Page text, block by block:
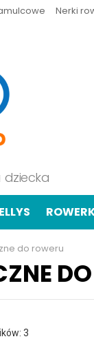
Nerki
do roweru
3